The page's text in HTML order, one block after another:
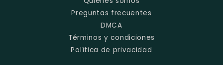
Preguntas frecuentes
DMCA
Términos y condiciones
Política de privacidad